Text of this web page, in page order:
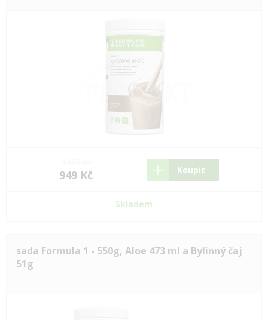
949 Kč Koupit
Skladem
sada Formula 1 - 550g, Aloe 473 ml a Bylinný čaj
51g